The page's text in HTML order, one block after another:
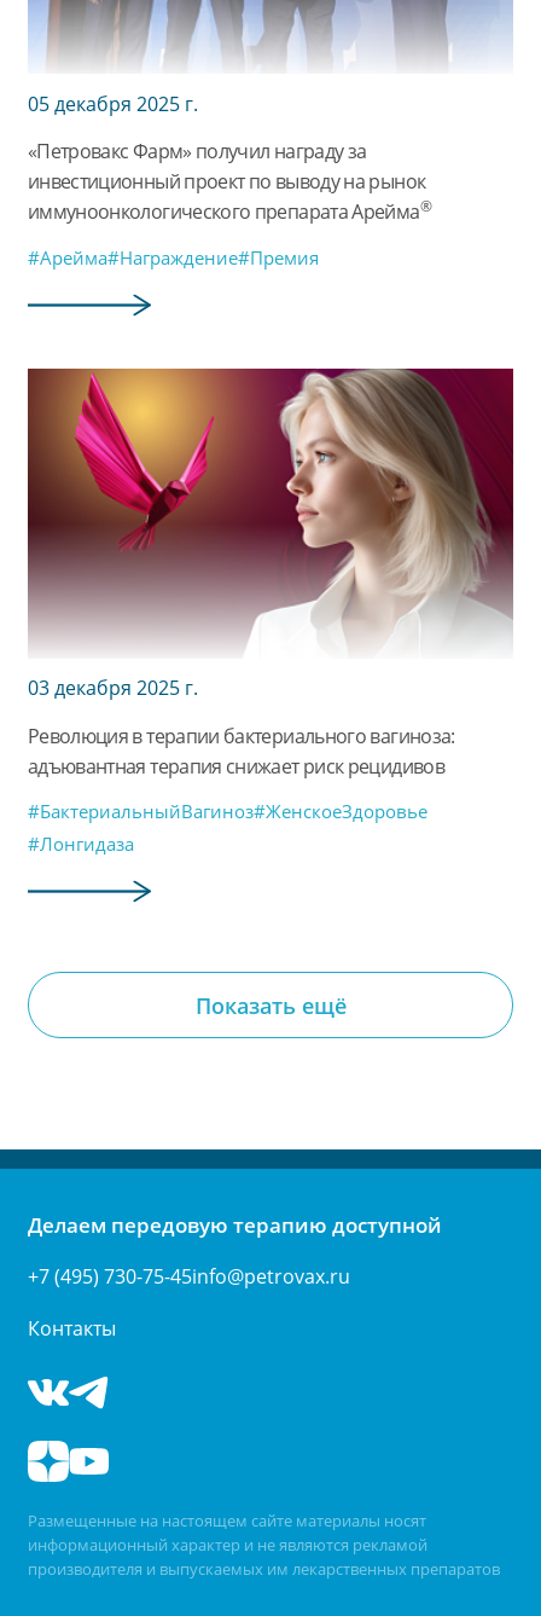
05 декабря 2025 г.
«Петровакс Фарм» получил награду за
инвестиционный проект по выводу на рынок
иммуноонкологического препарата Арейма®
#Арейма#Награждение#Премия
03 декабря 2025 г.
Революция в терапии бактериального вагиноза:
адъювантная терапия снижает риск рецидивов
#БактериальныйВагиноз#ЖенскоеЗдоровье
#Лонгидаза
Показать ещё
Делаем передовую терапию доступной
+7 (495) 730-75-45info@petrovax.ru
Контакты
Размещенные на настоящем сайте материалы носят
информационный характер и не являются рекламой
производителя и выпускаемых им лекарственных препаратов